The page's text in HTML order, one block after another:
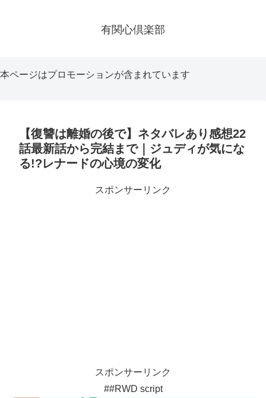
有関心倶楽部
本ページはプロモーションが含まれています
【復讐は離婚の後で】ネタバレあり感想22
話最新話から完結まで｜ジュディが気にな
る!?レナードの心境の変化
スポンサーリンク
スポンサーリンク
##RWD script